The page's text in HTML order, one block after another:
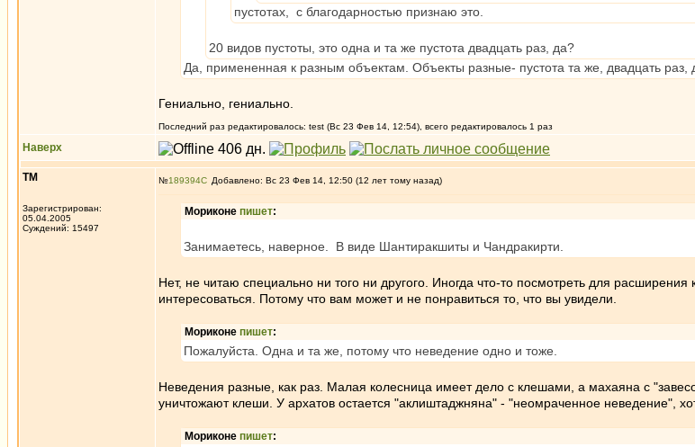
пустотах, с благодарностью признаю это.
20 видов пустоты, это одна и та же пустота двадцать раз, да?
Да, примененная к разным объектам. Объекты разные- пустота та же, двадцать раз,
Гениально, гениально.
Последний раз редактировалось: test (Вс 23 Фев 14, 12:54), всего редактировалось 1 раз
Наверх
ТМ
Зарегистрирован:
05.04.2005
Суждений: 15497
№189394 Добавлено: Вс 23 Фев 14, 12:50 (12 лет тому назад)
Мориконе пишет:
Занимаетесь, наверное. В виде Шантиракшиты и Чандракирти.
Нет, не читаю специально ни того ни другого. Иногда что-то посмотреть для
интересоваться. Потому что вам может и не понравиться то, что вы увидели.
Мориконе пишет:
Пожалуйста. Одна и та же, потому что неведение одно и тоже.
Неведения разные, как раз. Малая колесница имеет дело с клешами, а махаяна с
уничтожают клеши. У архатов остается "аклиштаджняна" - "неомраченное неведение",
Мориконе пишет: